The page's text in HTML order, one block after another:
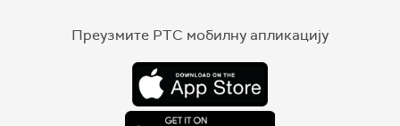
Преузмите РТС мобилну апликацију